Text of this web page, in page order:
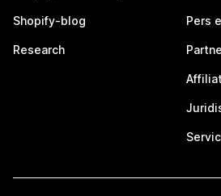
Shopify-blog
Research
Pers